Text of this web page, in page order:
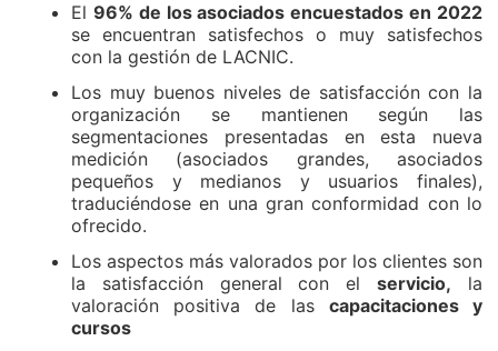
El 96% de los asociados encuestados en 2022
se encuentran satisfechos o muy satisfechos
con la gestión de LACNIC.
Los muy buenos niveles de satisfacción con la
organización se mantienen según las
segmentaciones presentadas en esta nueva
medición (asociados grandes, asociados
pequeños y medianos y usuarios finales),
traduciéndose en una gran conformidad con lo
ofrecido.
Los aspectos más valorados por los clientes son
la satisfacción general con elservicio, la
valoración positiva de las capacitaciones y
cursos